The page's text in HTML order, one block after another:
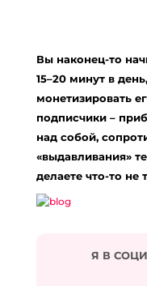
Обязательные
Вы наконец-то
15–20 минут в
монетизировать
подписчики –
над собой,
«выдавливания»
делаете что-то не
Я В